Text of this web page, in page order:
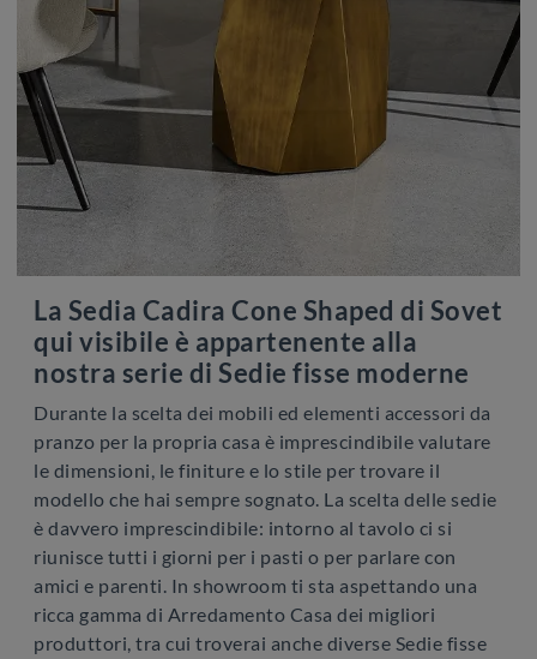
La Sedia Cadira Cone Shaped di Sovet
qui visibile è appartenente alla
nostra serie di Sedie fisse moderne
Durante la scelta dei mobili ed elementi accessori da
pranzo per la propria casa è imprescindibile valutare
le dimensioni, le finiture e lo stile per trovare il
modello che hai sempre sognato. La scelta delle sedie
è davvero imprescindibile: intorno al tavolo ci si
riunisce tutti i giorni per i pasti o per parlare con
amici e parenti. In showroom ti sta aspettando una
ricca gamma di Arredamento Casa dei migliori
produttori, tra cui troverai anche diverse Sedie fisse